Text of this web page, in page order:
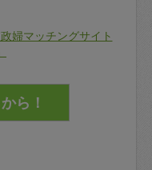
婦マッチングサイト